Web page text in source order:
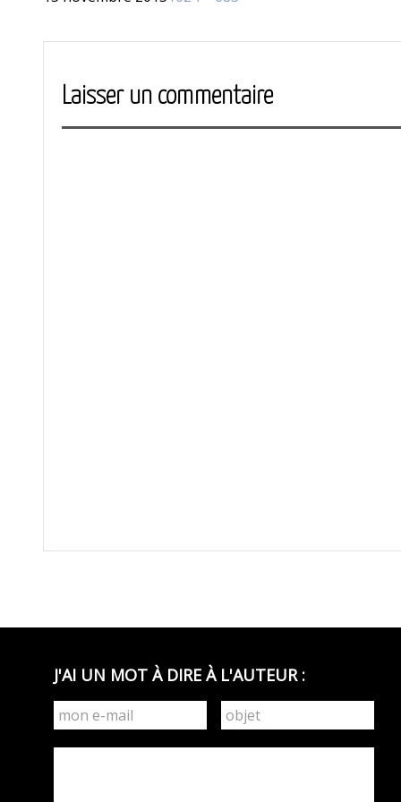
Laisser un commentaire
J'AI UN MOT À DIRE À L'AUTEUR :